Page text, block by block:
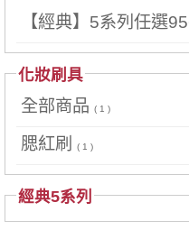
【經典】5系列任選
化妝刷具
全部商品 ( 1 )
腮紅刷 ( 1 )
經典5系列